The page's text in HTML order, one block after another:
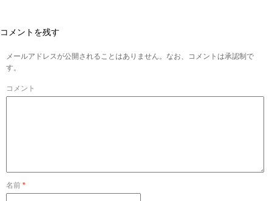
コメントを残す
メールアドレスが公開されることはありません。なお、コメントは承認制で
す。
コメント
名前 *